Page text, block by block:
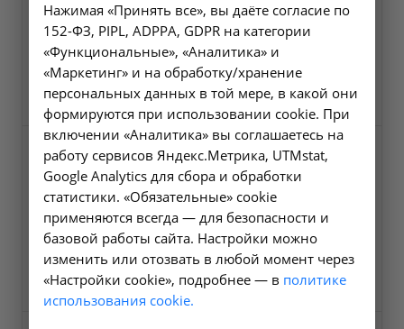
отдела позвоночника
A06.03.013
1600 ₽ Заказать услугу
Рентгенография
поясничного отдела
позвоночника
A06.03.015
1600 ₽ Заказать услугу
Нажимая «Принять все», вы даёте согласие по
152-ФЗ, PIPL, ADPPA, GDPR на категории
«Функциональные», «Аналитика» и
«Маркетинг» и на обработку/хранение
персональных данных в той мере, в какой они
формируются при использовании cookie. При
включении «Аналитика» вы соглашаетесь на
работу сервисов Яндекс.Метрика, UTMstat,
Google Analytics для сбора и обработки
статистики. «Обязательные» cookie
применяются всегда — для безопасности и
базовой работы сайта. Настройки можно
изменить или отозвать в любой момент через
«Настройки cookie», подробнее — в политике
использования cookie.